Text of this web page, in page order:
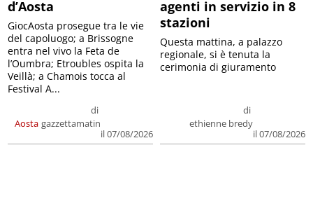
d’Aosta
Aosta
di
gazzettamatin
il 07/08/2026
GiocAosta prosegue tra le vie
del capoluogo; a Brissogne
entra nel vivo la Feta de
l’Oumbra; Etroubles ospita la
Veillà; a Chamois tocca al
Festival A...
agenti in servizio in 8
stazioni
di
ethienne bredy
il 07/08/2026
Questa mattina, a palazzo
regionale, si è tenuta la
cerimonia di giuramento